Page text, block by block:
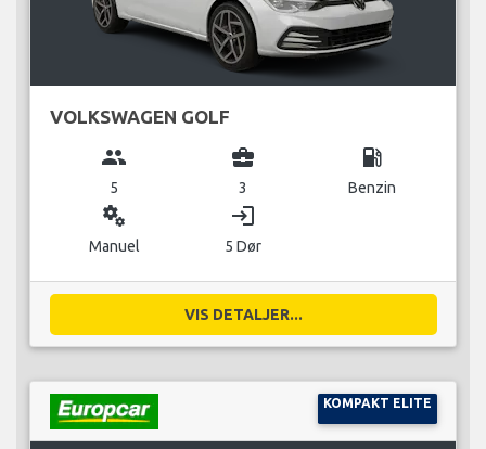
VOLKSWAGEN GOLF
group
5
business_center
3
local_gas_station
Benzin
miscellaneous_services
Manuel
login
5 Dør
VIS DETALJER...
KOMPAKT ELITE